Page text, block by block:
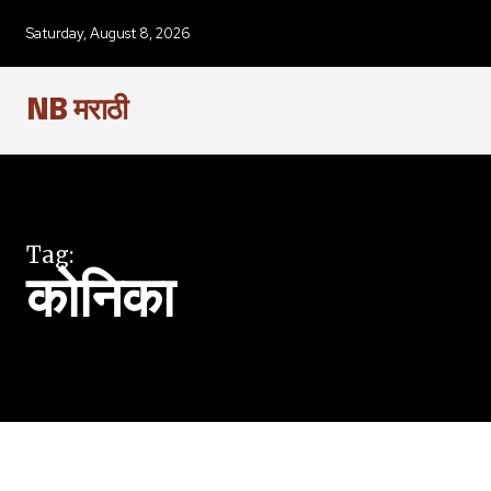
of the
To subscribe, simply enter
Saturday, August 8, 2026
NB मराठी
Tag:
कोनिका